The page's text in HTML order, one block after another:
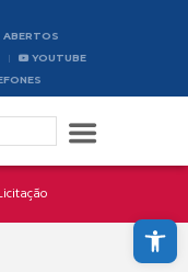
Abrir a barra de ferramentas
YOUTUBE